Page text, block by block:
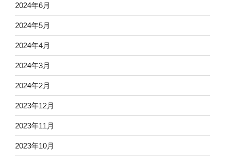
2024年6月
2024年5月
2024年4月
2024年3月
2024年2月
2023年12月
2023年11月
2023年10月